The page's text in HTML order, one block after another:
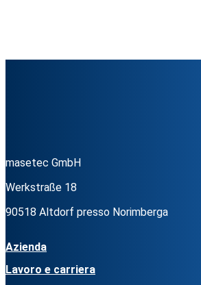
masetec GmbH
Werkstraße 18
90518 Altdorf presso Norimberga
Azienda
Lavoro e carriera